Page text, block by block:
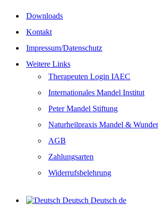
Downloads
Kontakt
Impressum/Datenschutz
Weitere Links
Therapeuten Login IAEC
Internationales Mandel Institut
Peter Mandel Stiftung
Naturheilpraxis Mandel &
AGB
Zahlungsarten
Widerrufsbelehrung
Deutsch Deutsch de